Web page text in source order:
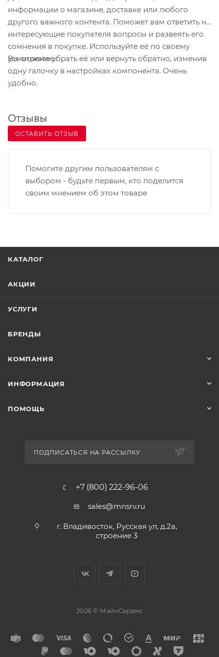
Допустимая ширина материала – от 20 до 118 мм,
с толщиной от 0,08 до 0, 18 мм,
Можно печатать на текстильной ленте.
информации о магазине, доставке или любого
другого важного контента. Поможет вам ответить на
интересующие покупателя вопросы и развеять его
сомнения в покупке. Используйте её по своему
усмотрению.
Вы можете убрать её или вернуть обратно, изменив
одну галочку в настройках компонента. Очень
удобно.
Отзывы
ОСТАВИТЬ ОТЗЫВ
Помогите другим пользователям с
выбором - будьте первым, кто поделится
своим мнением об этом товаре
КАТАЛОГ
АКЦИИ
УСЛУГИ
БРЕНДЫ
КОМПАНИЯ
ИНФОРМАЦИЯ
ПОМОЩЬ
ПОДПИСАТЬСЯ НА РАССЫЛКУ
+7 (800) 222-96-06
sales@mnsrv.ru
г. Владивосток, Русская ул, д.2а,
строение 3
2026 © МэйнСервис